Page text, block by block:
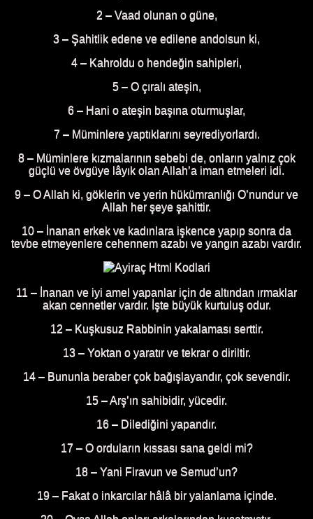
2 – Vaad olunan o güne,
3 – Şahitlik edene ve edilene andolsun ki,
4 – Kahroldu o hendeğin sahipleri,
5 – O çıralı ateşin,
6 – Hani o ateşin başına oturmuşlar,
7 – Müminlere yaptıklarını seyrediyorlardı.
8 – Müminlere kızmalarının sebebi de, onların yalnız çok
güçlü ve övgüye lâyık olan Allah’a iman etmeleri idi.
9 – O Allah ki, göklerin ve yerin hükümranlığı O’nundur ve
Allah her şeye şahittir.
10 – İnanan erkek ve kadınlara işkence yapıp sonra da
tevbe etmeyenlere cehennem azabı ve yangın azabı vardır.
11 – İnanan ve iyi amel yapanlar için de altından ırmaklar
akan cennetler vardır. İşte büyük kurtuluş odur.
12 – Kuşkusuz Rabbinin yakalaması serttir.
13 – Yoktan o yaratır ve tekrar o diriltir.
14 – Bununla beraber çok bağışlayandır, çok sevendir.
15 – Arş’ın sahibidir, yücedir.
16 – Dilediğini yapandır.
17 – O orduların kıssası sana geldi mi?
18 – Yani Firavun ve Semud’un?
19 – Fakat o inkarcılar hâlâ bir yalanlama içinde.